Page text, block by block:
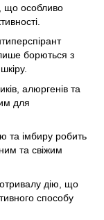
що особливо
борються з
алюргенів та
для
та імбиру робить
та свіжим
дію, що
способу